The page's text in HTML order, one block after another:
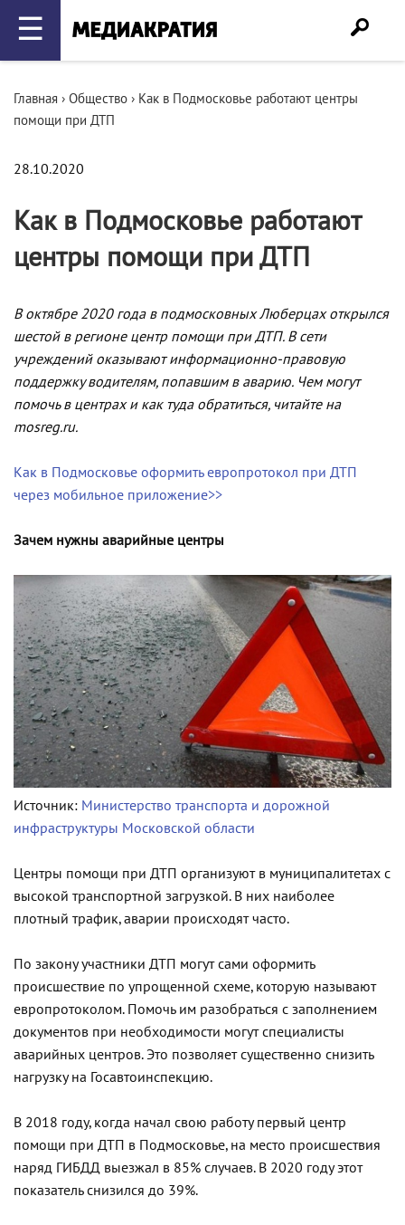
☰
Главная › Общество › Как в Подмосковье работают центры
помощи при ДТП
28.10.2020
Как в Подмосковье работают
центры помощи при ДТП
В октябре 2020 года в подмосковных Люберцах открылся
шестой в регионе центр помощи при ДТП. В сети
учреждений оказывают информационно-правовую
поддержку водителям, попавшим в аварию. Чем могут
помочь в центрах и как туда обратиться, читайте на
mosreg.ru.
Как в Подмосковье оформить европротокол при ДТП
через мобильное приложение>>
Зачем нужны аварийные центры
Источник: Министерство транспорта и дорожной
инфраструктуры Московской области
Центры помощи при ДТП организуют в муниципалитетах с
высокой транспортной загрузкой. В них наиболее
плотный трафик, аварии происходят часто.
По закону участники ДТП могут сами оформить
происшествие по упрощенной схеме, которую называют
европротоколом. Помочь им разобраться с заполнением
документов при необходимости могут специалисты
аварийных центров. Это позволяет существенно снизить
нагрузку на Госавтоинспекцию.
В 2018 году, когда начал свою работу первый центр
помощи при ДТП в Подмосковье, на место происшествия
наряд ГИБДД выезжал в 85% случаев. В 2020 году этот
показатель снизился до 39%.